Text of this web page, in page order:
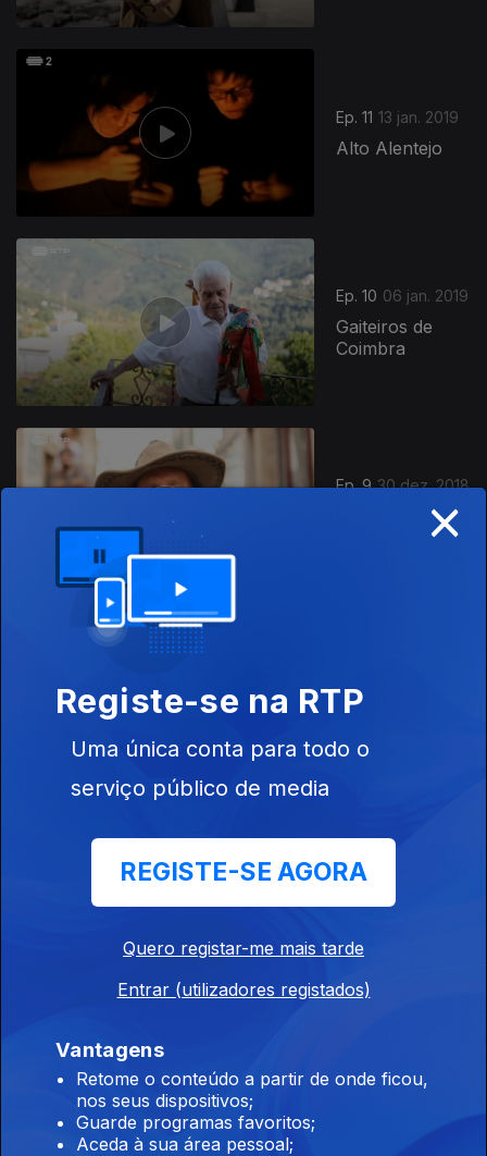
Ep. 11 13 jan. 2019
Alto Alentejo
Ep. 10 06 jan. 2019
Gaiteiros de
Coimbra
Ep. 9 30 dez. 2018
De Gouveia à
Beira Litoral
Ep. 8
Adufes
Ep. 7
Douro
09 dez. 2018
×
Registe-se na RTP
Uma única conta para todo o
serviço público de media
REGISTE-SE AGORA
Quero registar-me mais tarde
Entrar (utilizadores registados)
Vantagens
Retome o conteúdo a partir de onde ficou,
nos seus dispositivos;
Guarde programas favoritos;
Aceda à sua área pessoal;